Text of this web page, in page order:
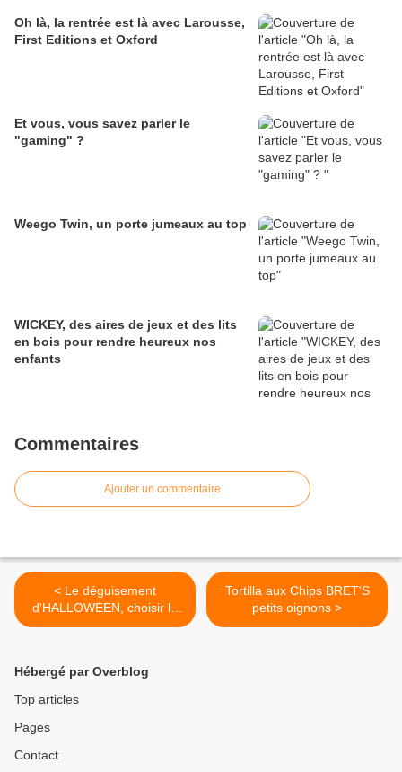
Oh là, la rentrée est là avec Larousse,
First Editions et Oxford
Et vous, vous savez parler le
"gaming" ?
Weego Twin, un porte jumeaux au top
WICKEY, des aires de jeux et des lits
en bois pour rendre heureux nos
enfants
Commentaires
Ajouter un commentaire
< Le déguisement
d'HALLOWEEN, choisir le
bon !!!!
Tortilla aux Chips BRET'S
petits oignons >
Hébergé par Overblog
Top articles
Pages
Contact